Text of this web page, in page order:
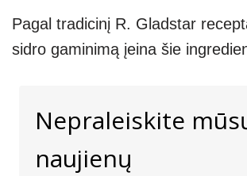
Pagal tradicinį R. Gladstar
sidro gaminimą įeina šie
Nepraleiskite
naujienų